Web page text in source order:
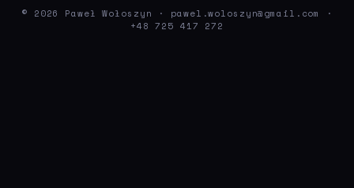
© 2026 Paweł Wołoszyn · pawel.woloszyn@gmail.com
·
+48 725 417 272